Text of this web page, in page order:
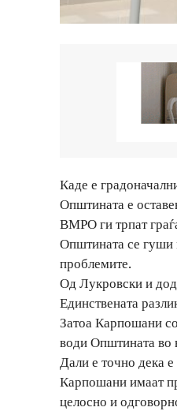
Каде е
Општината е
ВМРО ги трпат
Општината се гуши
проблемите.
Од Лукровски и
Единствената
Затоа Карпошани
води Општината во
Дали е точно дека
Карпошани имаат
целосно и